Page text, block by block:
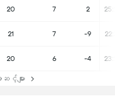
20 7 2
21 7 -9
20 6 -4
များ